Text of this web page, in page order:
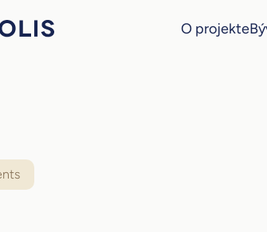
O projekte